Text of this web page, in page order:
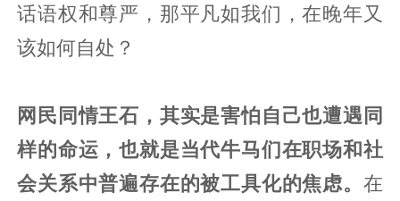
话语权和尊严，那平凡如我们，在晚年又
该如何自处？
网民同情王石，其实是害怕自己也遭遇同
样的命运 ，也就是当代牛马们在职场和社
会关系中普遍存在的被工具化的焦虑。 在